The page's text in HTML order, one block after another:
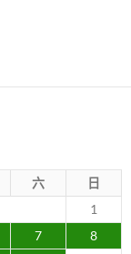
六
日
1
7 8